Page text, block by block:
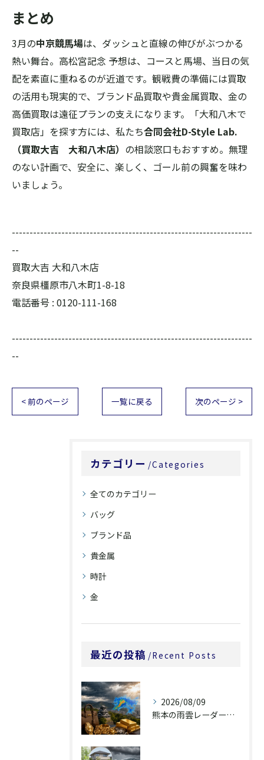
まとめ
3月の中京競馬場は、ダッシュと直線の伸びがぶつかる
熱い舞台。高松宮記念 予想は、コースと馬場、当日の気
配を素直に重ねるのが近道です。観戦費の準備には買取
の活用も現実的で、ブランド品買取や貴金属買取、金の
高価買取は遠征プランの支えになります。「大和八木で
買取店」を探す方には、私たち合同会社D-Style Lab.
（買取大吉 大和八木店） の相談窓口もおすすめ。無理
のない計画で、安全に、楽しく、ゴール前の興奮を味わ
いましょう。
--------------------------------------------------------------------
--
買取大吉 大和八木店
奈良県橿原市八木町1-8-18
電話番号 : 0120-111-168
--------------------------------------------------------------------
--
< 前のページ 一覧に戻る 次のページ >
カテゴリー Categories
全てのカテゴリー
バッグ
ブランド品
貴金属
時計
金
最近の投稿 Recent Posts
2026/08/09
熊本の雨雲レーダーは60時間先をどう見るか